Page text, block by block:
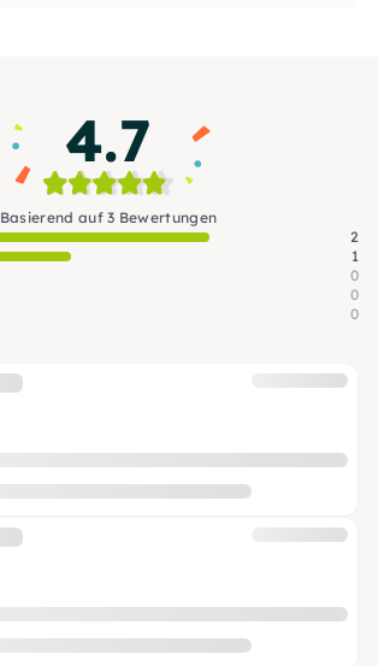
4.7
Basierend auf 3 Bewertungen
2
1
0
0
0